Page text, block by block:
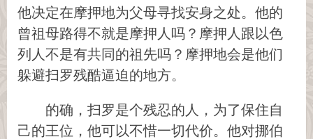
他决定在摩押地为父母寻找安身之处。他的
曾祖母路得不就是摩押人吗？摩押人跟以色
列人不是有共同的祖先吗？摩押地会是他们
躲避扫罗残酷逼迫的地方。
的确，扫罗是个残忍的人，为了保住自
己的王位，他可以不惜一切代价。他对挪伯